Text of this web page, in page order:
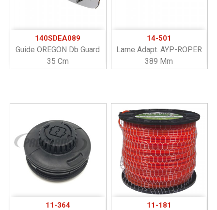
140SDEA089
Guide OREGON Db Guard
35 Cm
14-501
Lame Adapt. AYP-ROPER
389 Mm
11-364 11-181